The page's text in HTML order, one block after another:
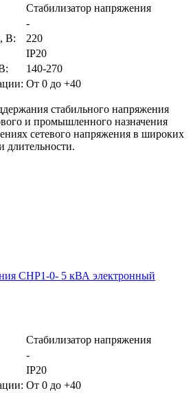
Стабилизатор напряжения
-
В:
220
IP20
140-270
От 0 до +40
стабильного напряжения
и промышленного назначения
сетевого напряжения в широких
длительности.
СНР1-0- 5 кВА электронный
Стабилизатор напряжения
-
IP20
От 0 до +40